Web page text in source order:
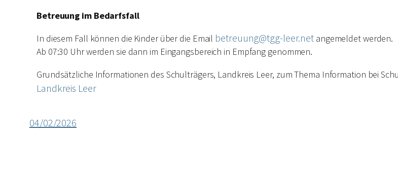
Betreuung im Bedarfsfall
In diesem Fall können die Kinder über die Email betreuung@tgg-leer.net angemeldet werden.
Ab 07:30 Uhr werden sie dann im Eingangsbereich in Empfang genommen.
Grundsätzliche Informationen des Schulträgers, Landkreis Leer, zum Thema Information bei
Landkreis Leer
04/02/2026